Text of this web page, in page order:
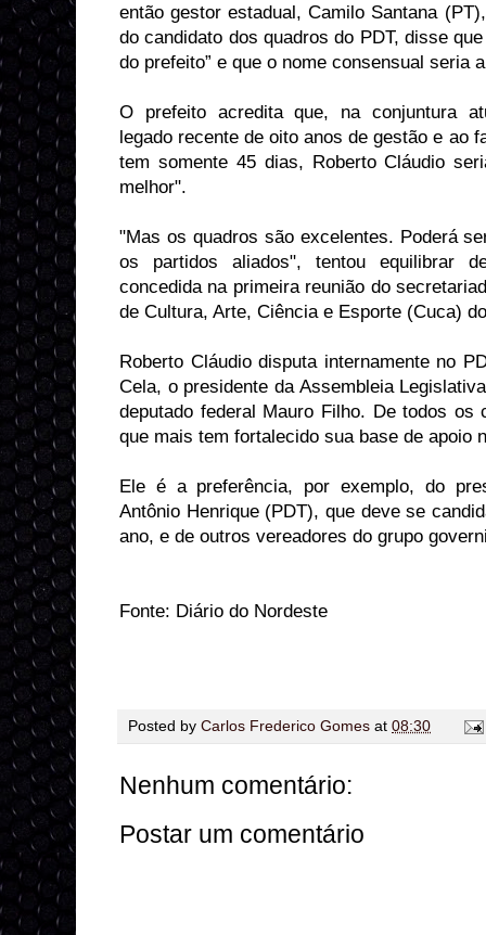
então gestor estadual, Camilo Santana
do candidato dos quadros do PDT, disse
do prefeito” e que o nome consensual seria
O prefeito acredita que, na conjuntura
legado recente de oito anos de gestão e ao
tem somente 45 dias, Roberto Cláudio
melhor".
"Mas os quadros são excelentes. Poderá
os partidos aliados", tentou equilibrar
concedida na primeira reunião do
de Cultura, Arte, Ciência e Esporte (Cuca)
Roberto Cláudio disputa internamente no
Cela, o presidente da Assembleia
deputado federal Mauro Filho. De todos
que mais tem fortalecido sua base de apoio
Ele é a preferência, por exemplo, do
Antônio Henrique (PDT), que deve se
ano, e de outros vereadores do grupo
Fonte: Diário do Nordeste
Posted by Carlos Frederico Gomes at 08:30
Nenhum comentário:
Postar um comentário